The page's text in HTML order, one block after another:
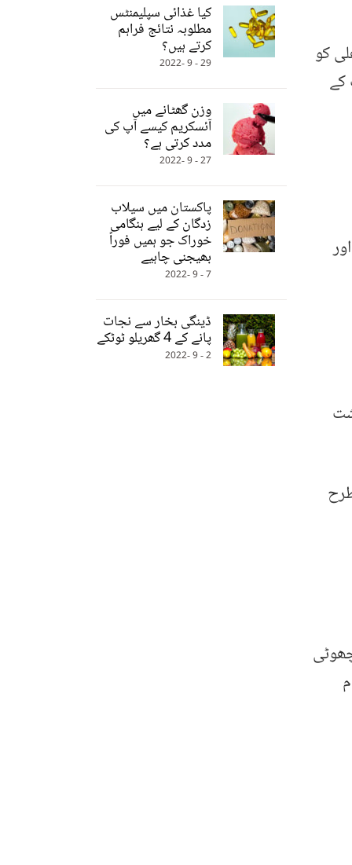
کو
کے
کیا غذائی سپلیمنٹس
مطلوبہ نتائج فراہم
کرتے ہیں؟
29 - 9 -2022
وزن گھٹانے میں
آئسکریم کیسے آپ کی
مدد کرتی ہے؟
27 - 9 -2022
پاکستان میں سیلاب
زدگان کے لیے ہنگامی
خوراک جو ہمیں فوراً
بھیجنی چاہیے
7 - 9 -2022
ڈینگی بخار سے نجات
پانے کے 4 گھریلو ٹوٹکے
2 - 9 -2022